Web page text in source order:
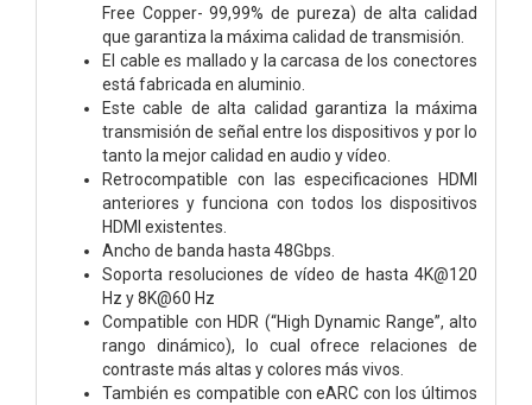
Free Copper- 99,99% de pureza) de alta calidad
que garantiza la máxima calidad de transmisión.
El cable es mallado y la carcasa de los conectores
está fabricada en aluminio.
Este cable de alta calidad garantiza la máxima
transmisión de señal entre los dispositivos y por lo
tanto la mejor calidad en audio y vídeo.
Retrocompatible con las especificaciones HDMI
anteriores y funciona con todos los dispositivos
HDMI existentes.
Ancho de banda hasta 48Gbps.
Soporta resoluciones de vídeo de hasta 4K@120
Hz y 8K@60 Hz
Compatible con HDR (“High Dynamic Range”, alto
rango dinámico), lo cual ofrece relaciones de
contraste más altas y colores más vivos.
También es compatible con eARC con los últimos